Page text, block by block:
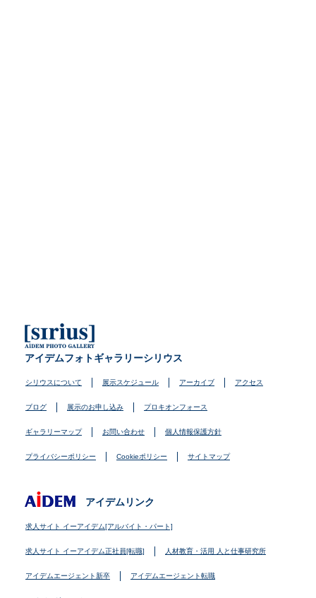
アイデムフォトギャラリーシリウス
シリウスについて 展示スケジュール アーカイブ アクセス
ブログ 展示のお申し込み プロキオンフォース
ギャラリーマップ お問い合わせ 個人情報保護方針
プライバシーポリシー Cookieポリシー サイトマップ
アイデムリンク
求人サイト イーアイデム[アルバイト・パート]
求人サイト イーアイデム正社員[転職] 人材教育・活用 人と仕事研究所
アイデムエージェント新卒 アイデムエージェント転職